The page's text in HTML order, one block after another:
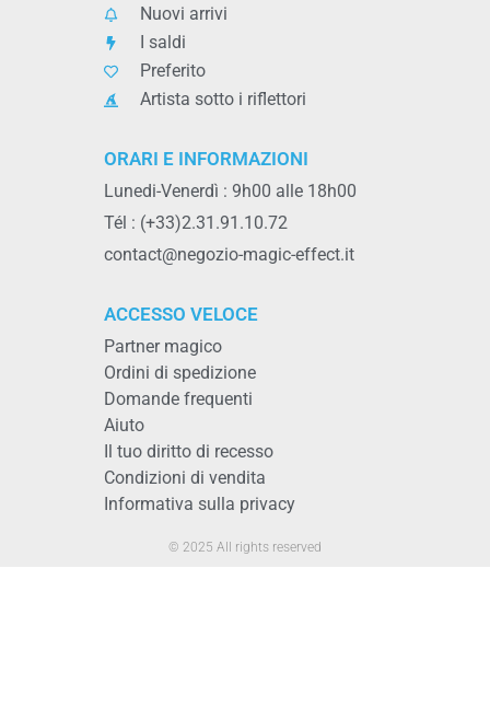
Nuovi arrivi
I saldi
Preferito
Artista sotto i riflettori
ORARI E INFORMAZIONI
Lunedi-Venerdì : 9h00 alle 18h00
Tél : (+33)2.31.91.10.72
contact@negozio-magic-effect.it
ACCESSO VELOCE
Partner magico
Ordini di spedizione
Domande frequenti
Aiuto
Il tuo diritto di recesso
Condizioni di vendita
Informativa sulla privacy
© 2025 All rights reserved